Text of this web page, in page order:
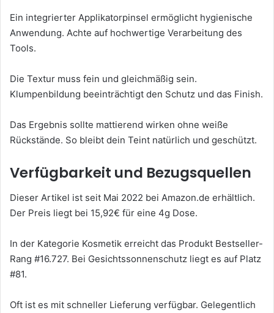
Ein integrierter Applikatorpinsel ermöglicht hygienische
Anwendung. Achte auf hochwertige Verarbeitung des
Tools.
Die Textur muss fein und gleichmäßig sein.
Klumpenbildung beeinträchtigt den Schutz und das Finish.
Das Ergebnis sollte mattierend wirken ohne weiße
Rückstände. So bleibt dein Teint natürlich und geschützt.
Verfügbarkeit und Bezugsquellen
Dieser Artikel ist seit Mai 2022 bei Amazon.de erhältlich.
Der Preis liegt bei 15,92€ für eine 4g Dose.
In der Kategorie Kosmetik erreicht das Produkt Bestseller-
Rang #16.727. Bei Gesichtssonnenschutz liegt es auf Platz
#81.
Oft ist es mit schneller Lieferung verfügbar. Gelegentlich